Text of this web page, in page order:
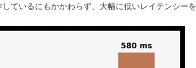
ているにもかかわらず、大幅に低いレイテンシー